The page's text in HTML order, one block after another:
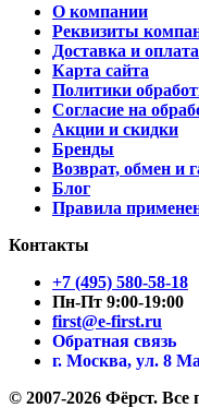
О компании
Реквизиты
Доставка и оплата
Карта сайта
Политики
Согласие на
Акции и скидки
Бренды
Возврат, обмен и
Блог
Правила
Контакты
+7 (495) 580-58-18
Пн-Пт 9:00-19:00
first@e-first.ru
Обратная связь
г. Москва, ул. 8
© 2007-2026 Фёрст.